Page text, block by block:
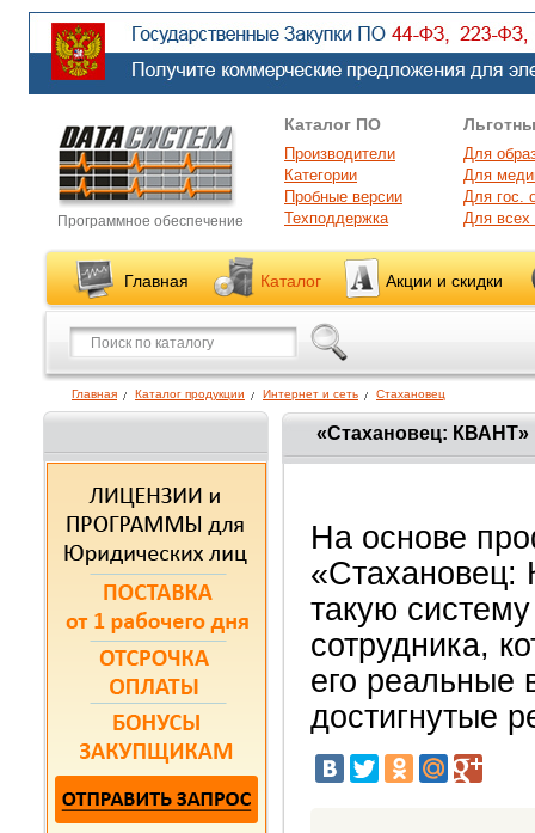
Программное обеспечение
Каталог ПО
Производители
Категории
Пробные версии
Техподдержка
Для
Для
Для гос.
Для
Главная Каталог Акции и скидки
Главная Каталог продукции Интернет и сеть Стахановец
«Стахановец: КВАНТ»
На основе
«Стахановец:
такую
сотрудника,
его реальные
достигнутые